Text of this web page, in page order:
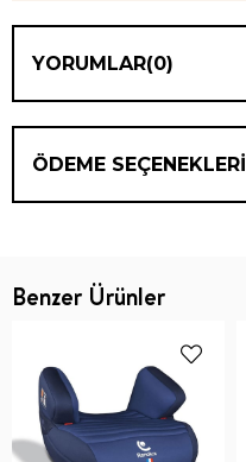
YORUMLAR(0)
ÖDEME SEÇENEKLERI
Benzer Ürünler